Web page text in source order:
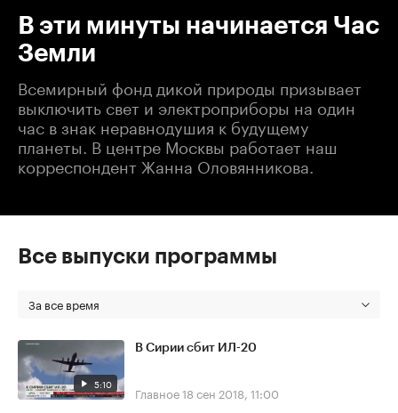
В эти минуты начинается Час
Земли
Всемирный фонд дикой природы призывает
выключить свет и электроприборы на один
час в знак неравнодушия к будущему
планеты. В центре Москвы работает наш
корреспондент Жанна Оловянникова.
Все выпуски программы
За все время
5:10
В Сирии сбит ИЛ-20
Главное18 сен 2018, 11:00